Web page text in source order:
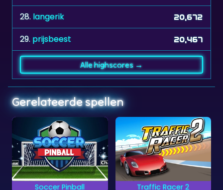
29. prijsbeest 20,467
Gerelateerde spellen
Traffic Racer 2
Kun jij al het verkeer
Space Trip
Verzamel munten en